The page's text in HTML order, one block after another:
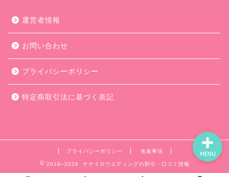
運営者情報
お問い合わせ
プライバシーポリシー
特定商取引法に基づく表記
プライバシーポリシー 免責事項
2018–2026 ナナイロウエディングの割引・口コミ情報
MENU
ムービー制作のコツ